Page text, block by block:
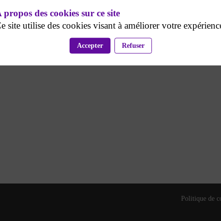
et accompagne plus de 2 000 entreprises clientes à
L’Occitane, Leroy Merlin, l’Assurance Maladie
Politique de
propos des cookies sur ce site
site utilise des cookies visant à améliorer votre
Accepter Refuser